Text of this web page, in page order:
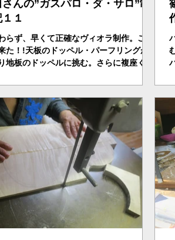
んの”ガスパロ・ダ・サロ”制
１
らず、早くて正確なヴィオラ制作。ここ
た！!天板のドッペル・パーフリングが
地板のドッペルに挑む。さらに複座くな
ピード誰もまねできない…。而してこ
ヤ顔”となる！？